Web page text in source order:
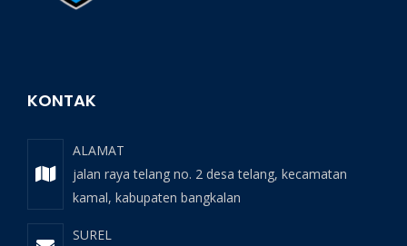
KONTAK
ALAMAT
jalan raya telang no. 2 desa telang, kecamatan
kamal, kabupaten bangkalan
SUREL